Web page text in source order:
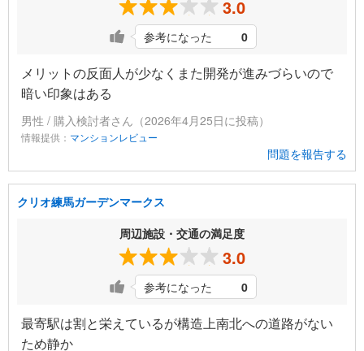
3.0
参考になった 0
メリットの反面人が少なくまた開発が進みづらいので
暗い印象はある
男性 / 購入検討者さん（2026年4月25日に投稿）
情報提供： マンションレビュー
問題を報告する
クリオ練馬ガーデンマークス
周辺施設・交通の満足度
3.0
参考になった 0
最寄駅は割と栄えているが構造上南北への道路がない
ため静か